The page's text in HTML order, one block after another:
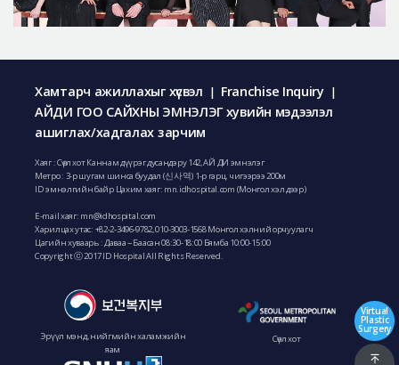
Хамтарч ажиллахыг хүсвэл | Franchise Inquiry |
АЙДИ ГОО САЙХНЫ ЭМНЭЛЭГ хувийн мэдээлэл
ашиглах/хадгалах зарчим
Хаяг : Сөүл хот Каннам дүүрэг дусандэру 142, АЙ ДИ эмнэлэг
Метро : 3-р шугам шинса буудал (신사역) 1-р гарц, чигээрээ 200м
ID эмнэлгийн байр Цахим хаяг: mn.idhospital.com (Монгол хэл дээр)
E-mail хаяг: mn@idhospital.com
Харилцах утас: +82-2-3496-9782,010-3003-1568Монгол хэлний орчуулагч
Цагийн хуваарь : Даваа ~ Баасан 08:30-18:00 Бямба 10:00-15:00
Copyright ⓒ 2017 ID Hospital All Rights Reserved.
Эрүүл мэнд, нийгмийн халамжийн
яам
Сөүл хот
Virtual
Plastic
Surgery